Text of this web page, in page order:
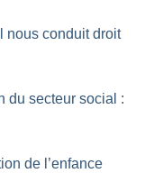
nous conduit droit
du secteur social :
de l’enfance